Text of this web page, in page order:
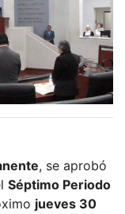
, se aprobó
Séptimo Periodo
jueves 30